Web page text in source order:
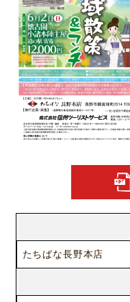
たちばな長野本店